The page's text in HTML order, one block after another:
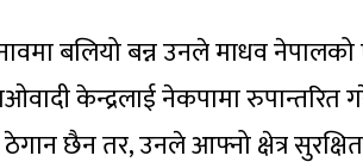
बलियो बन्न उनले माधव
केन्द्रलाई नेकपामा
छैन तर, उनले आफ्नो क्षेत्र